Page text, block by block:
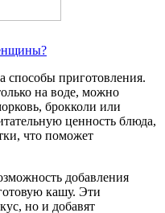
способы приготовления.
на воде, можно
брокколи или
ценность блюда,
что поможет
добавления
кашу. Эти
но и добавят